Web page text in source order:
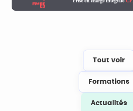
Tout voir
Formations
Actualités